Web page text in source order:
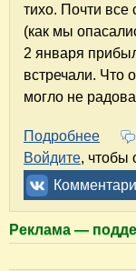
тихо. Почти все
(как мы
2 января
встречали. Что
могло не
Подробнее о
Войдите, чтобы
Реклама —